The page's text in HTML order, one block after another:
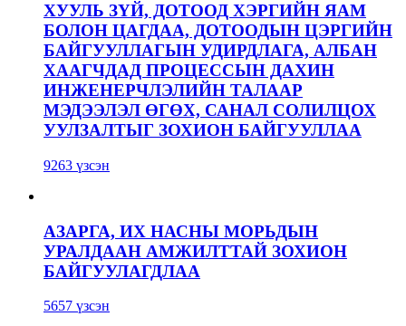
ХУУЛЬ ЗҮЙ, ДОТООД ХЭРГИЙН ЯАМ
БОЛОН ЦАГДАА, ДОТООДЫН ЦЭРГИЙН
БАЙГУУЛЛАГЫН УДИРДЛАГА, АЛБАН
ХААГЧДАД ПРОЦЕССЫН ДАХИН
ИНЖЕНЕРЧЛЭЛИЙН ТАЛААР
МЭДЭЭЛЭЛ ӨГӨХ, САНАЛ СОЛИЛЦОХ
УУЛЗАЛТЫГ ЗОХИОН БАЙГУУЛЛАА
9263 үзсэн
АЗАРГА, ИХ НАСНЫ МОРЬДЫН
УРАЛДААН АМЖИЛТТАЙ ЗОХИОН
БАЙГУУЛАГДЛАА
5657 үзсэн